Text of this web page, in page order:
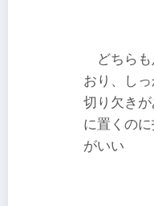
どちら
おり、しっ
切り欠き
に置くの
がいい